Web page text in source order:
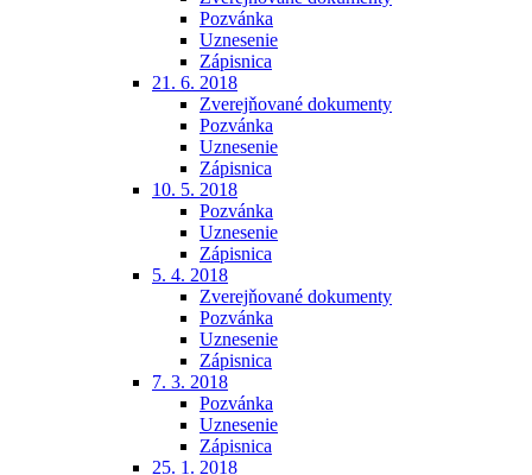
Pozvánka
Uznesenie
Zápisnica
21. 6. 2018
Zverejňované dokumenty
Pozvánka
Uznesenie
Zápisnica
10. 5. 2018
Pozvánka
Uznesenie
Zápisnica
5. 4. 2018
Zverejňované dokumenty
Pozvánka
Uznesenie
Zápisnica
7. 3. 2018
Pozvánka
Uznesenie
Zápisnica
25. 1. 2018